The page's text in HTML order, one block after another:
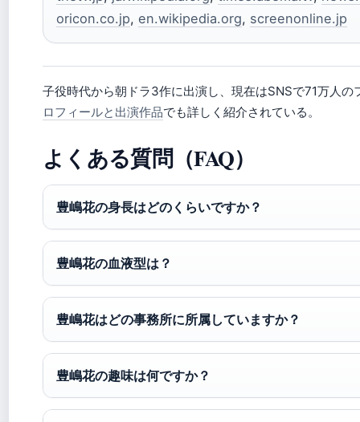
oricon.co.jp, en.wikipedia.org, screenonline.jp
子役時代から朝ドラ3作に出演し、現在はSNSで71万人
ロフィールと出演作品でも詳しく紹介されている。
よくある質問（FAQ）
豊嶋花の身長はどのくらいですか？
豊嶋花の血液型は？
豊嶋花はどの事務所に所属していますか？
豊嶋花の趣味は何ですか？